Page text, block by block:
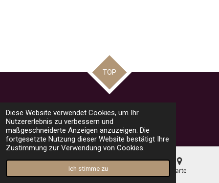
Diese Website verwendet Cookies, um Ihr
Nutzererlebnis zu verbessern und
maßgeschneiderte Anzeigen anzuzeigen. Die
fortgesetzte Nutzung dieser Website bestätigt Ihre
Zustimmung zur Verwendung von Cookies.
Ich stimme zu
TOP
© 2023 - 2026 road racing news by Mario
Mit Unterstützung von Webador
Telefon Karte